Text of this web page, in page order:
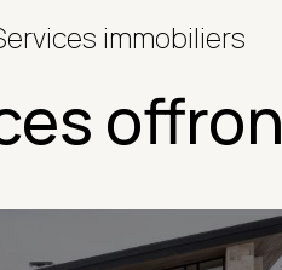
immobiliers